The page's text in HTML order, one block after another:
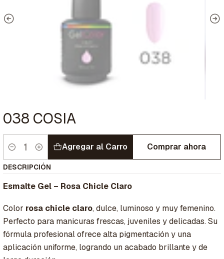
038 COSIA
Cantidad
Agregar al Carro Comprar ahora
DESCRIPCIÓN
Esmalte Gel – Rosa Chicle Claro
Color rosa chicle claro, dulce, luminoso y muy femenino.
Perfecto para manicuras frescas, juveniles y delicadas. Su
fórmula profesional ofrece alta pigmentación y una
aplicación uniforme, logrando un acabado brillante y de